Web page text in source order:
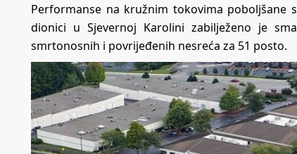
Performanse na kružnim tokovima poboljšane
dionici u Sjevernoj Karolini zabilježeno je
smrtonosnih i povrijeđenih nesreća za 51 posto.